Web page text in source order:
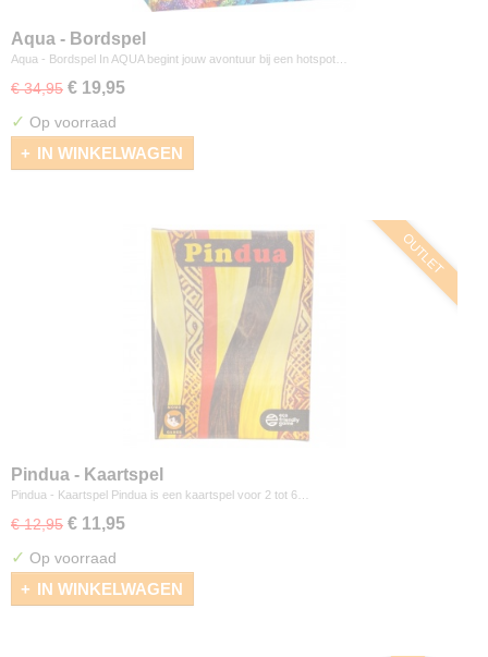
Aqua - Bordspel
Aqua - Bordspel In AQUA begint jouw avontuur bij een hotspot…
€ 34,95 € 19,95
✓ Op voorraad
IN WINKELWAGEN
OUTLET
Pindua - Kaartspel
Pindua - Kaartspel Pindua is een kaartspel voor 2 tot 6…
€ 12,95 € 11,95
✓ Op voorraad
IN WINKELWAGEN